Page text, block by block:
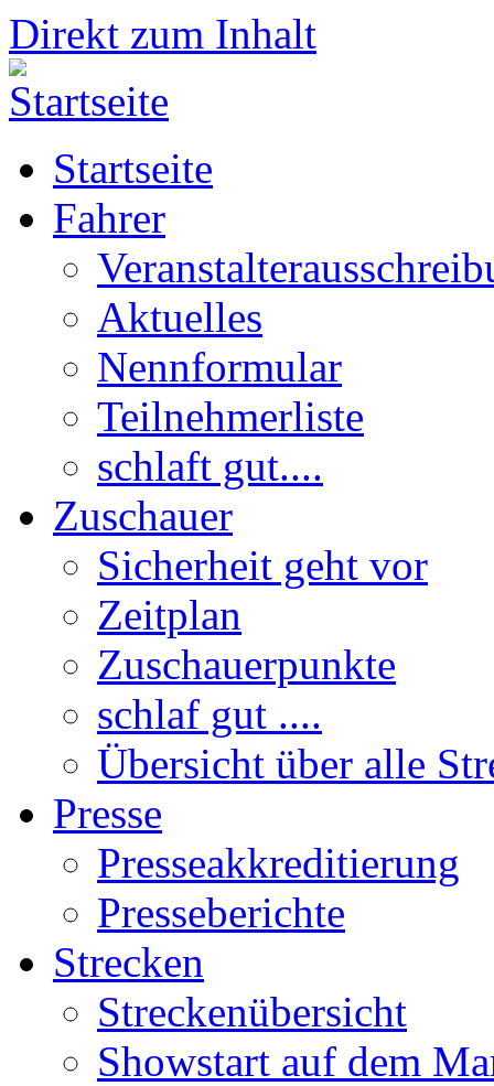
Direkt zum Inhalt
Startseite
Fahrer
Aktuelles
Nennformular
Teilnehmerliste
schlaft gut....
Zuschauer
Sicherheit geht vor
Zeitplan
Zuschauerpunkte
schlaf gut ....
Übersicht über alle
Presse
Presseakkreditierung
Presseberichte
Strecken
Streckenübersicht
Showstart auf dem